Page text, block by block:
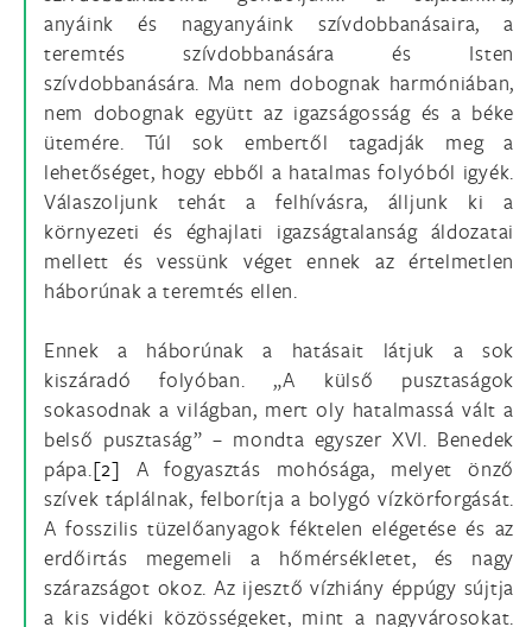
anyáink és nagyanyáink szívdobbanásaira, a
teremtés szívdobbanására és Isten
szívdobbanására. Ma nem dobognak harmóniában,
nem dobognak együtt az igazságosság és a béke
ütemére. Túl sok embertől tagadják meg a
lehetőséget, hogy ebből a hatalmas folyóból igyék.
Válaszoljunk tehát a felhívásra, álljunk ki a
környezeti és éghajlati igazságtalanság áldozatai
mellett és vessünk véget ennek az értelmetlen
háborúnak a teremtés ellen.
Ennek a háborúnak a hatásait látjuk a sok
kiszáradó folyóban. „A külső pusztaságok
sokasodnak a világban, mert oly hatalmassá vált a
belső pusztaság” – mondta egyszer XVI. Benedek
pápa.[2] A fogyasztás mohósága, melyet önző
szívek táplálnak, felborítja a bolygó vízkörforgását.
A fosszilis tüzelőanyagok féktelen elégetése és az
erdőirtás megemeli a hőmérsékletet, és nagy
szárazságot okoz. Az ijesztő vízhiány éppúgy sújtja
a kis vidéki közösségeket, mint a nagyvárosokat.